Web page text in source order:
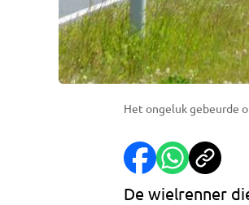
Het ongeluk gebeurde
De wielrenner